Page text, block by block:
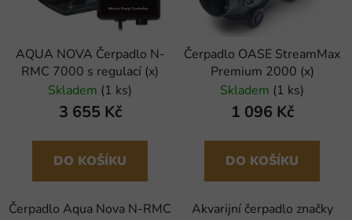
AQUA NOVA Čerpadlo N-
RMC 7000 s regulací (x)
Skladem (1 ks)
3 655 Kč
DO KOŠÍKU
Čerpadlo Aqua Nova N-RMC
Čerpadlo OASE StreamMax
Premium 2000 (x)
Skladem (1 ks)
1 096 Kč
DO KOŠÍKU
Akvarijní čerpadlo značky